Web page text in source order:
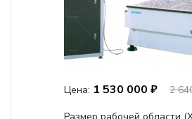
Цена: 1 530 000 ₽
2